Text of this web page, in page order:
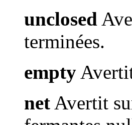
unclosed
terminées.
empty
net Avertit